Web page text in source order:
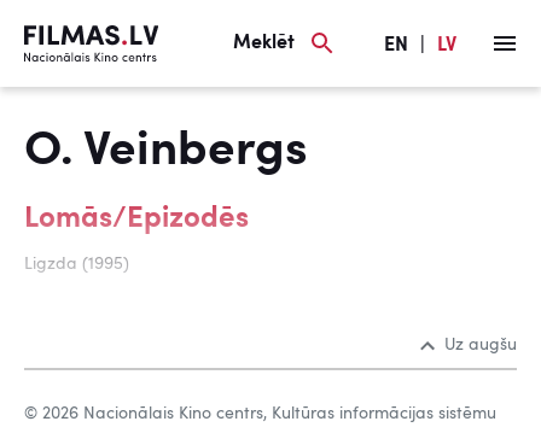
Meklēt EN LV
O. Veinbergs
Lomās/Epizodēs
Ligzda (1995)
Uz augšu
© 2026 Nacionālais Kino centrs, Kultūras informācijas sistēmu